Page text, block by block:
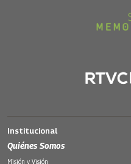
Institucional
Quiénes Somos
Misión y Visión